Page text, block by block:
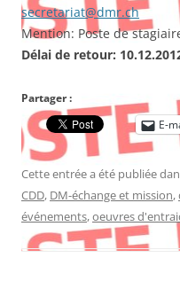
secretariat@dmr.ch
Mention: Poste de
Délai de retour:
Partager :
E-
Cette entrée a été publiée
CDD, DM-échange et mission,
événements,oeuvres